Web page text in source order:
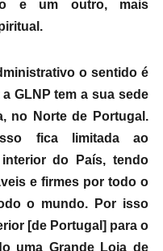
e um outro, mais
o sentido é
GLNP tem a sua sede
no Norte de Portugal.
fica limitada ao
do País, tendo
e firmes por todo o
o mundo. Por isso
[de Portugal] para o
uma Grande Loja de